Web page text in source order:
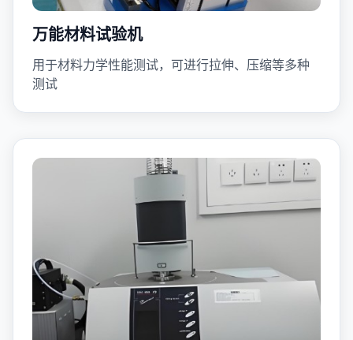
万能材料试验机
用于材料力学性能测试，可进行拉伸、压缩等多种
测试